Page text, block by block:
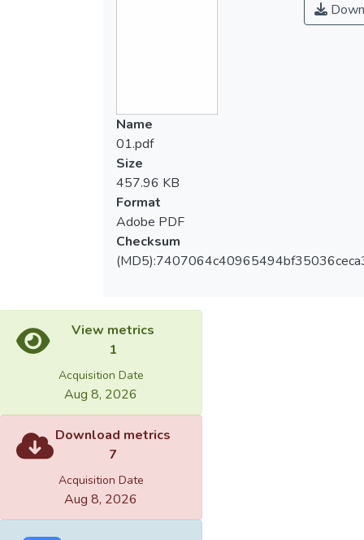
Name
01.pdf
Size
457.96 KB
Format
Adobe PDF
Checksum
View metrics
1
Acquisition Date
Aug 8, 2026
Download metrics
7
Acquisition Date
Aug 8, 2026